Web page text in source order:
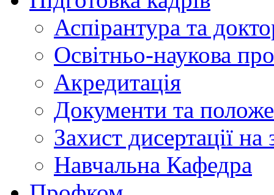
Аспірантура та
Освітньо-наукова
Акредитація
Документи та
Захист дисертації
Навчальна Кафедра